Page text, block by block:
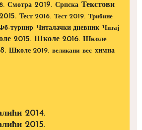
Смотра 2019. Српска Текстови
Тест 2016. Тест 2019. Трибине
турнир Читалачки дневник Читај
2015. Школе 2016. Школе
Школе 2019. великани вес химна
2014.
2015.